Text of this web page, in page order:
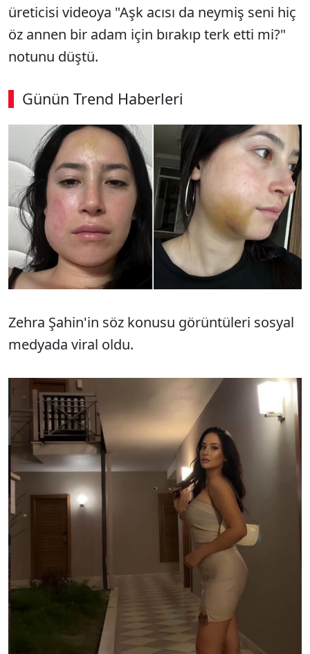
üreticisi videoya "Aşk acısı da neymiş seni hiç
öz annen bir adam için bırakıp terk etti mi?"
notunu düştü.
Günün Trend Haberleri
SÖZCÜ SON DAKİKA
Zehra Şahin'in söz konusu görüntüleri sosyal
medyada viral oldu.